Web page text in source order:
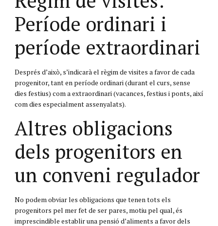
Període ordinari i
període extraordinari
Després d’això, s’indicarà el règim de visites a favor de cada
progenitor, tant en període ordinari (durant el curs, sense
dies festius) com a extraordinari (vacances, festius i ponts, així
com dies especialment assenyalats).
Altres obligacions
dels progenitors en
un conveni regulador
No podem obviar les obligacions que tenen tots els
progenitors pel mer fet de ser pares, motiu pel qual, és
imprescindible establir una pensió d’aliments a favor dels